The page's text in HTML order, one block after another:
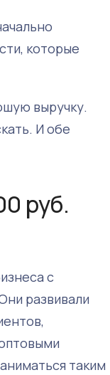
которые
выручку.
И обе
руб.
с
развивали
таким